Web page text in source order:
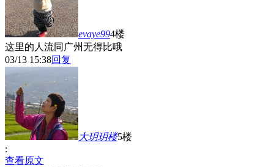
evaye994楼
这里的人流同广州无得比哦
03/13 15:38回复
大玥玥楼5楼
:
查看原文